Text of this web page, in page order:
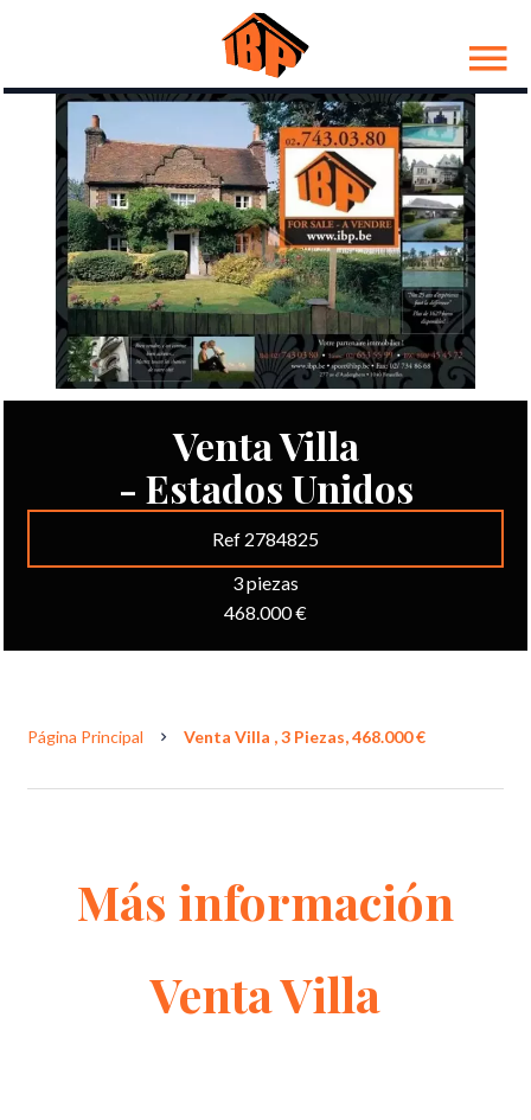
Venta Villa
- Estados Unidos
Ref 2784825
3 piezas
468.000 €
Página Principal Venta Villa , 3 Piezas, 468.000 €
Más información
Venta Villa